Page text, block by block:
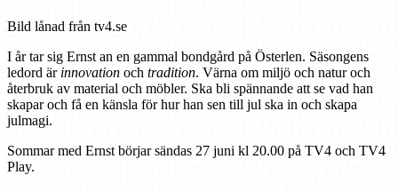
Bild lånad från tv4.se
I år tar sig Ernst an en gammal bondgård på Österlen. Säsongens
ledord är innovation och tradition. Värna om miljö och natur och
återbruk av material och möbler. Ska bli spännande att se vad han
skapar och få en känsla för hur han sen till jul ska in och skapa
julmagi.
Sommar med Ernst börjar sändas 27 juni kl 20.00 på TV4 och TV4
Play.